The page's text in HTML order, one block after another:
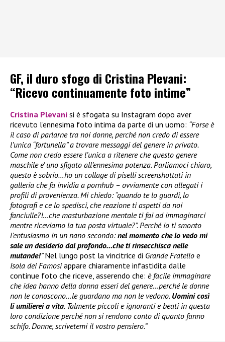
GF, il duro sfogo di Cristina Plevani:
“Ricevo continuamente foto intime”
Cristina Plevani si è sfogata su Instagram dopo aver
ricevuto l’ennesima foto intima da parte di un uomo: “Forse è
il caso di parlarne tra noi donne, perché non credo di essere
l’unica “fortunella” a trovare messaggi del genere in privato.
Come non credo essere l’unica a ritenere che questo genere
maschile e’ uno sfigato all’ennesima potenza. Parliamoci chiaro,
questo è sobrio…ho un collage di piselli screenshottati in
galleria che fa invidia a pornhub – ovviamente con allegati i
profili di provenienza. Mi chiedo: “quando te lo guardi, lo
fotografi e ce lo spedisci, che reazione ti aspetti da noi
fanciulle?!…che masturbazione mentale ti fai ad immaginarci
mentre riceviamo la tua posta virtuale?”. Perché io ti smonto
l’entusiasmo in un nano secondo:nel momento che lo vedo mi
sale un desiderio dal profondo…che ti rinsecchisca nelle
mutande!”Nel lungo post la vincitrice di Grande Fratello e
Isola dei Famosiappare chiaramente infastidita dalle
continue foto che riceve, asserendo che: è facile immaginare
che idea hanno della donna esseri del genere…perché le donne
non le conoscono…le guardano ma non le vedono. Uomini così
li umilierei a vita. Talmente piccoli e ignoranti e beati in questa
loro condizione perché non si rendono conto di quanto fanno
schifo. Donne, scrivetemi il vostro pensiero.”